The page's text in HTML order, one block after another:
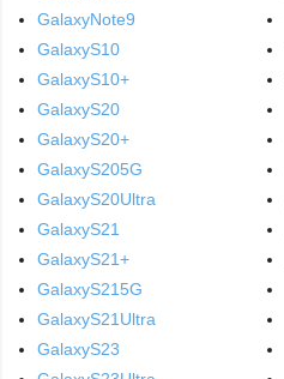
GalaxyNote9
GalaxyS10
GalaxyS10+
GalaxyS20
GalaxyS20+
GalaxyS205G
GalaxyS20Ultra
GalaxyS21
GalaxyS21+
GalaxyS215G
GalaxyS21Ultra
GalaxyS23